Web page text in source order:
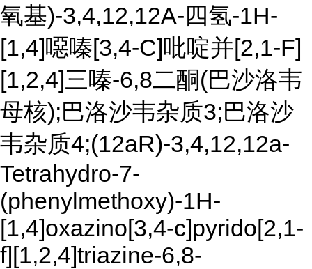
氧基)-3,4,12,12A-四氢-1H-
[1,4]噁嗪[3,4-C]吡啶并[2,1-F]
[1,2,4]三嗪-6,8二酮(巴沙洛韦
母核);巴洛沙韦杂质3;巴洛沙
韦杂质4;(12aR)-3,4,12,12a-
Tetrahydro-7-
(phenylmethoxy)-1H-
[1,4]oxazino[3,4-c]pyrido[2,1-
f][1,2,4]triazine-6,8-